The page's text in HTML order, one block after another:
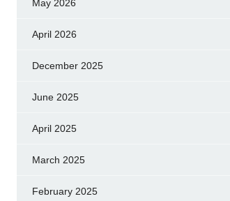
May 2026
April 2026
December 2025
June 2025
April 2025
March 2025
February 2025